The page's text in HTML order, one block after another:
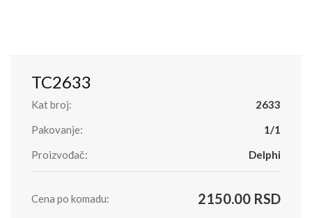
TC2633
Kat broj:
2633
Pakovanje:
1/1
Proizvođač:
Delphi
Cena po komadu: 2150.00 RSD